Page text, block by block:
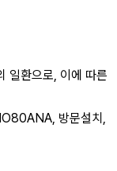
일환으로, 이에 따른
방문설치,